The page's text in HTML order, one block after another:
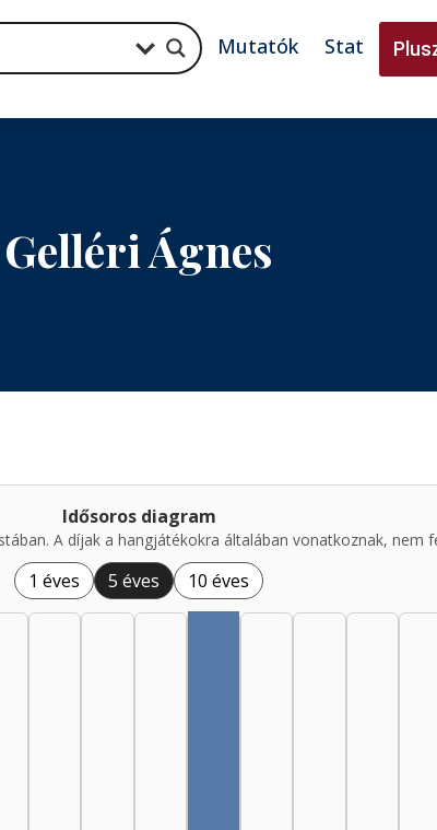
Mutatók Stat
Gelléri Ágnes
Idősoros diagram
A díjak a hangjátékokra általában vonatkoznak, nem
1 éves 5 éves 10 éves